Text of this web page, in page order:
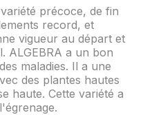
précoce, de fin
record, et
vigueur au départ et
ALGEBRA a un bon
maladies. Il a une
des plantes hautes
haute. Cette variété a